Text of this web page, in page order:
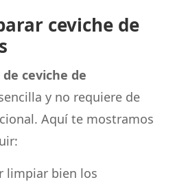
ceviche de
ceviche de
y no requiere de
Aquí te mostramos
limpiar bien los